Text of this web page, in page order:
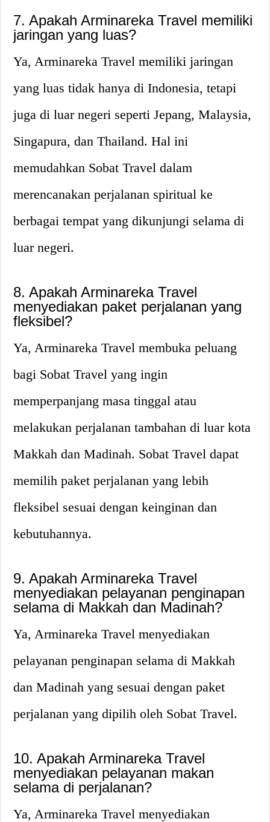
7. Apakah Arminareka Travel memiliki
jaringan yang luas?
Ya, Arminareka Travel memiliki jaringan
yang luas tidak hanya di Indonesia, tetapi
juga di luar negeri seperti Jepang, Malaysia,
Singapura, dan Thailand. Hal ini
memudahkan Sobat Travel dalam
merencanakan perjalanan spiritual ke
berbagai tempat yang dikunjungi selama di
luar negeri.
8. Apakah Arminareka Travel
menyediakan paket perjalanan yang
fleksibel?
Ya, Arminareka Travel membuka peluang
bagi Sobat Travel yang ingin
memperpanjang masa tinggal atau
melakukan perjalanan tambahan di luar kota
Makkah dan Madinah. Sobat Travel dapat
memilih paket perjalanan yang lebih
fleksibel sesuai dengan keinginan dan
kebutuhannya.
9. Apakah Arminareka Travel
menyediakan pelayanan penginapan
selama di Makkah dan Madinah?
Ya, Arminareka Travel menyediakan
pelayanan penginapan selama di Makkah
dan Madinah yang sesuai dengan paket
perjalanan yang dipilih oleh Sobat Travel.
10. Apakah Arminareka Travel
menyediakan pelayanan makan
selama di perjalanan?
Ya, Arminareka Travel menyediakan